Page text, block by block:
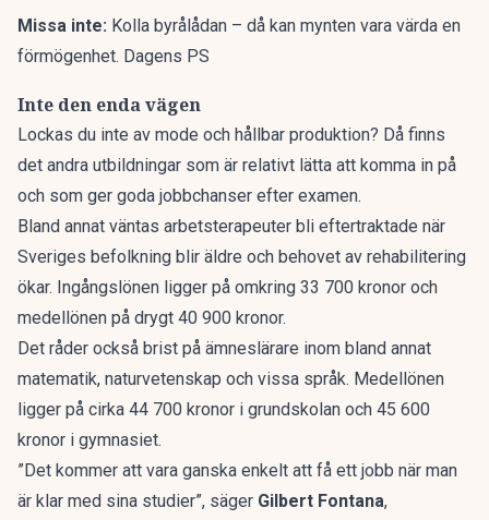
Missa inte: Kolla byrålådan – då kan mynten vara värda en
förmögenhet. Dagens PS
Inte den enda vägen
Lockas du inte av mode och hållbar produktion? Då finns
det andra utbildningar som är relativt lätta att komma in på
och som ger goda jobbchanser efter examen.
Bland annat väntas arbetsterapeuter bli eftertraktade när
Sveriges befolkning blir äldre och behovet av rehabilitering
ökar. Ingångslönen ligger på omkring 33 700 kronor och
medellönen på drygt 40 900 kronor.
Det råder också brist på ämneslärare inom bland annat
matematik, naturvetenskap och vissa språk. Medellönen
ligger på cirka 44 700 kronor i grundskolan och 45 600
kronor i gymnasiet.
”Det kommer att vara ganska enkelt att få ett jobb när man
är klar med sina studier”, säger Gilbert Fontana,